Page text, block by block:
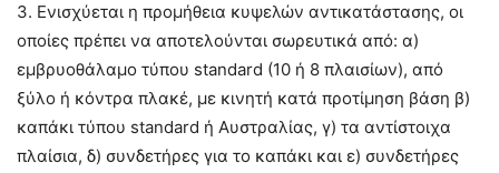
3. Ενισχύεται η προµήθεια κυψελών αντικατάστασης, οι
οποίες πρέπει να αποτελούνται σωρευτικά από: α)
εµβρυοθάλαµο τύπου standard (10 ή 8 πλαισίων), από
ξύλο ή κόντρα πλακέ, µε κινητή κατά προτίµηση βάση β)
καπάκι τύπου standard ή Αυστραλίας, γ) τα αντίστοιχα
πλαίσια, δ) συνδετήρες για το καπάκι και ε) συνδετήρες